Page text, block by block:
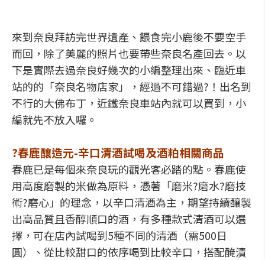
來到奈良拜訪完世界遺產、餵食完小鹿後不要空手
而回，除了美麗的照片也要帶些奈良名產回去。以
下是實際去過奈良好幾次的小編整理出來、臨近車
站的的「奈良名物店家」，經過不可錯過?！出名到
不行的大佛布丁，近鐵奈良車站內就可以買到，小
編就先不放入囉。
?春鹿釀造元-辛口清酒試喝及酒粕相關商品
春鹿已是每個來奈良玩的觀光客必踏的點。春鹿使
用高度磨製的米做為原料，憑著「磨米?磨水?磨技
術?磨心」的理念，以辛口清酒為主，期望持續釀製
出高品質且香醇順口的酒，有多種款式清酒可以選
擇，可在店內試喝到5種不同的清酒（需500日
圓）、從比較甜口的依序喝到比較辛口，搭配醃漬